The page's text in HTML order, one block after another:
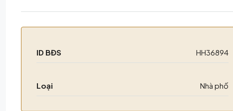
ID BĐS HH36894
Loại Nhà phố